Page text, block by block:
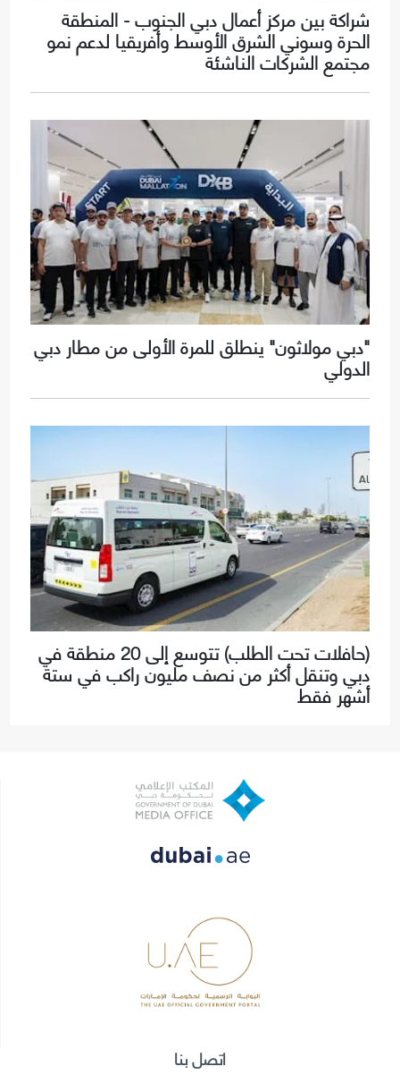
شراكة بين مركز أعمال دبي الجنوب - المنطقة
الحرة وسوني الشرق الأوسط وأفريقيا لدعم نمو
مجتمع الشركات الناشئة
"دبي مولاثون" ينطلق للمرة الأولى من مطار دبي
الدولي
(حافلات تحت الطلب) تتوسع إلى 20 منطقة في
دبي وتنقل أكثر من نصف مليون راكب في ستة
أشهر فقط
اتصل بنا